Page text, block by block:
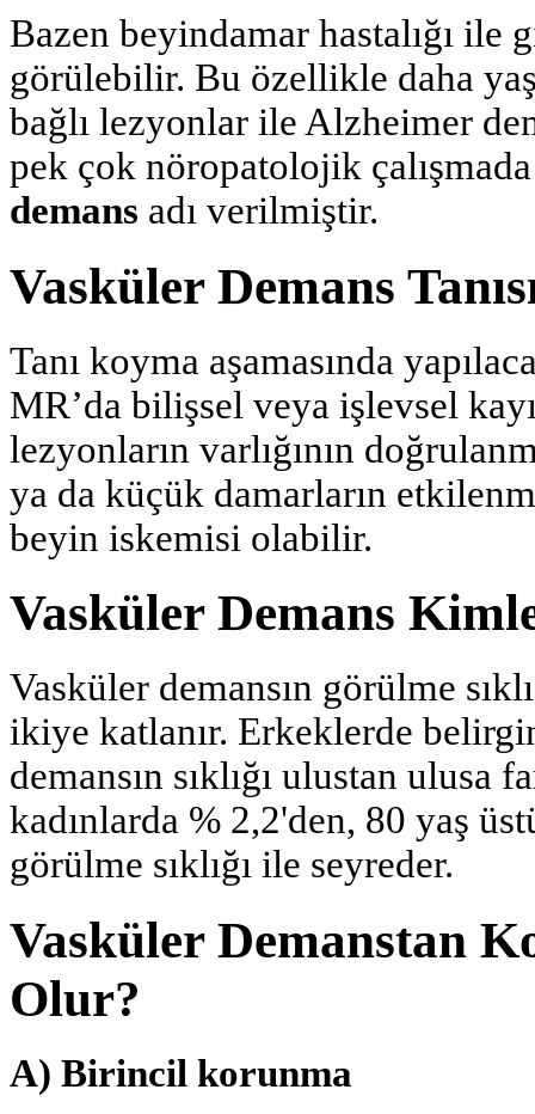
Bazen beyindamar hastalığı
görülebilir. Bu özellikle daha
bağlı lezyonlar ile Alzheimer
pek çok nöropatolojik
demans adı verilmiştir.
Vasküler Demans
Tanı koyma aşamasında
MR’da bilişsel veya işlevsel
lezyonların varlığının
ya da küçük damarların
beyin iskemisi olabilir.
Vasküler Demans
Vasküler demansın görülme
ikiye katla­nır. Erkeklerde
demansın sıklığı ulustan ulusa
kadınlarda % 2,2'den, 80 yaş
görülme sıklığı ile seyreder.
Vasküler Demanstan
Olur?
A) Birincil korunma